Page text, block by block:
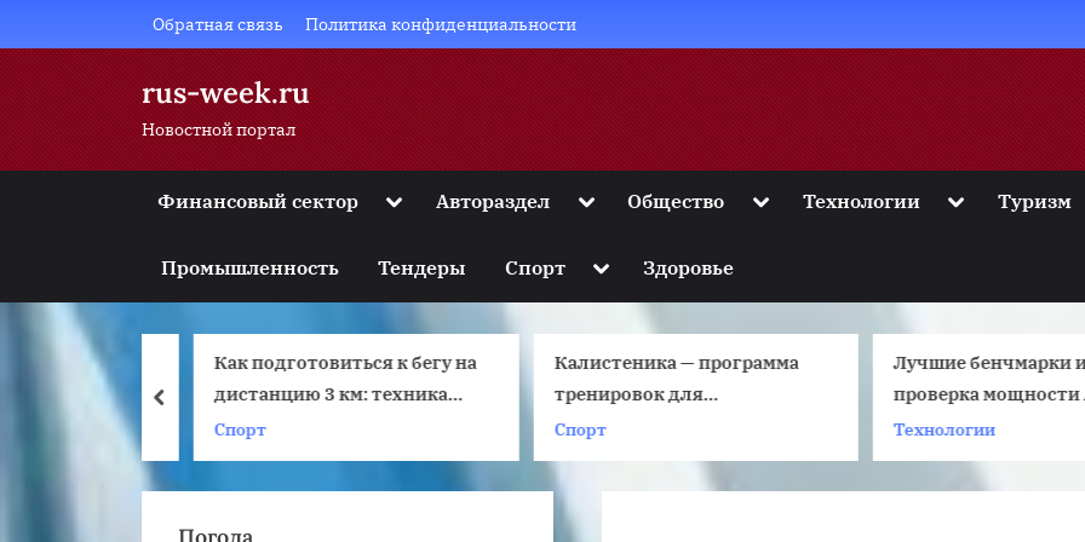
to
Обратная связь Политика конфиденциальности
rus-week.ru
Новостной портал
Финансовый сектор Toggle
menu
Toggle
menu
Toggle
sub-
menu
sub-
Автораздел ToggleОбщество ToggleТехнологии ToggleТуризм
Промышленность Тендеры Спорт Toggle
menu
Здоровье
Как подготовиться к бегу на
дистанцию 3 км: техника
бега, тренировка,
правильное дыхание
Спорт
Калистеника — программа
тренировок для
начинающих
Спорт
Лучшие бенчмарки
проверка мощности
Технологии
prev